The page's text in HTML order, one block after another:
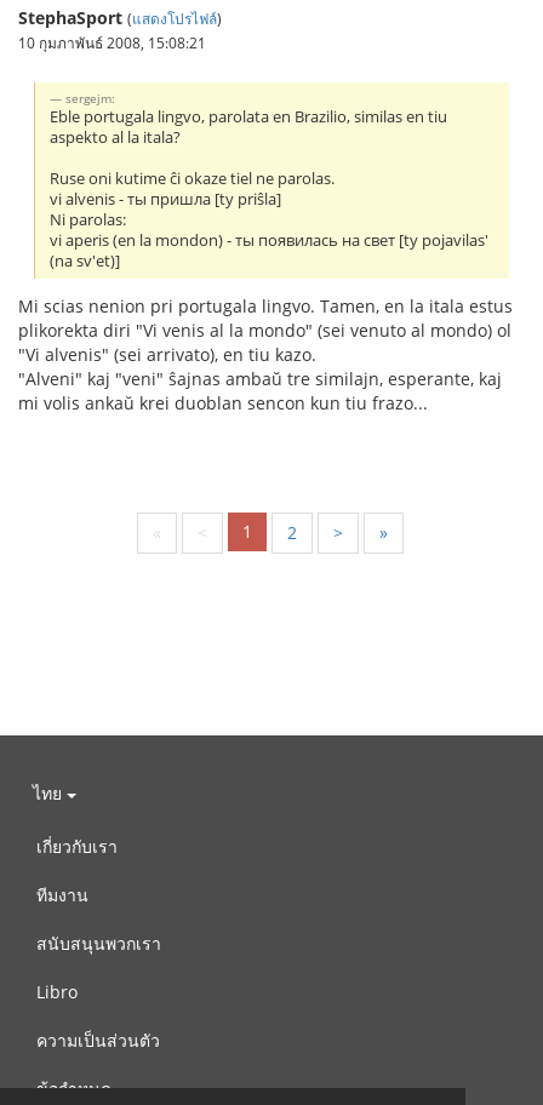
StephaSport (แสดงโปรไฟล์)
10 กุมภาพันธ์ 2008, 15:08:21
sergejm:
Eble portugala lingvo, parolata en Brazilio, similas en tiu
aspekto al la itala?
Ruse oni kutime ĉi okaze tiel ne parolas.
vi alvenis - ты пришла [ty priŝla]
Ni parolas:
vi aperis (en la mondon) - ты появилась на свет [ty pojavilas'
(na sv'et)]
Mi scias nenion pri portugala lingvo. Tamen, en la itala estus
plikorekta diri "Vi venis al la mondo" (sei venuto al mondo) ol
"Vi alvenis" (sei arrivato), en tiu kazo.
"Alveni" kaj "veni" ŝajnas ambaŭ tre similajn, esperante, kaj
mi volis ankaŭ krei duoblan sencon kun tiu frazo...
« < 1 2 > »
ไทย
เกี่ยวกับเรา
ทีมงาน
สนับสนุนพวกเรา
Libro
ความเป็นส่วนตัว
ข้อกำหนด